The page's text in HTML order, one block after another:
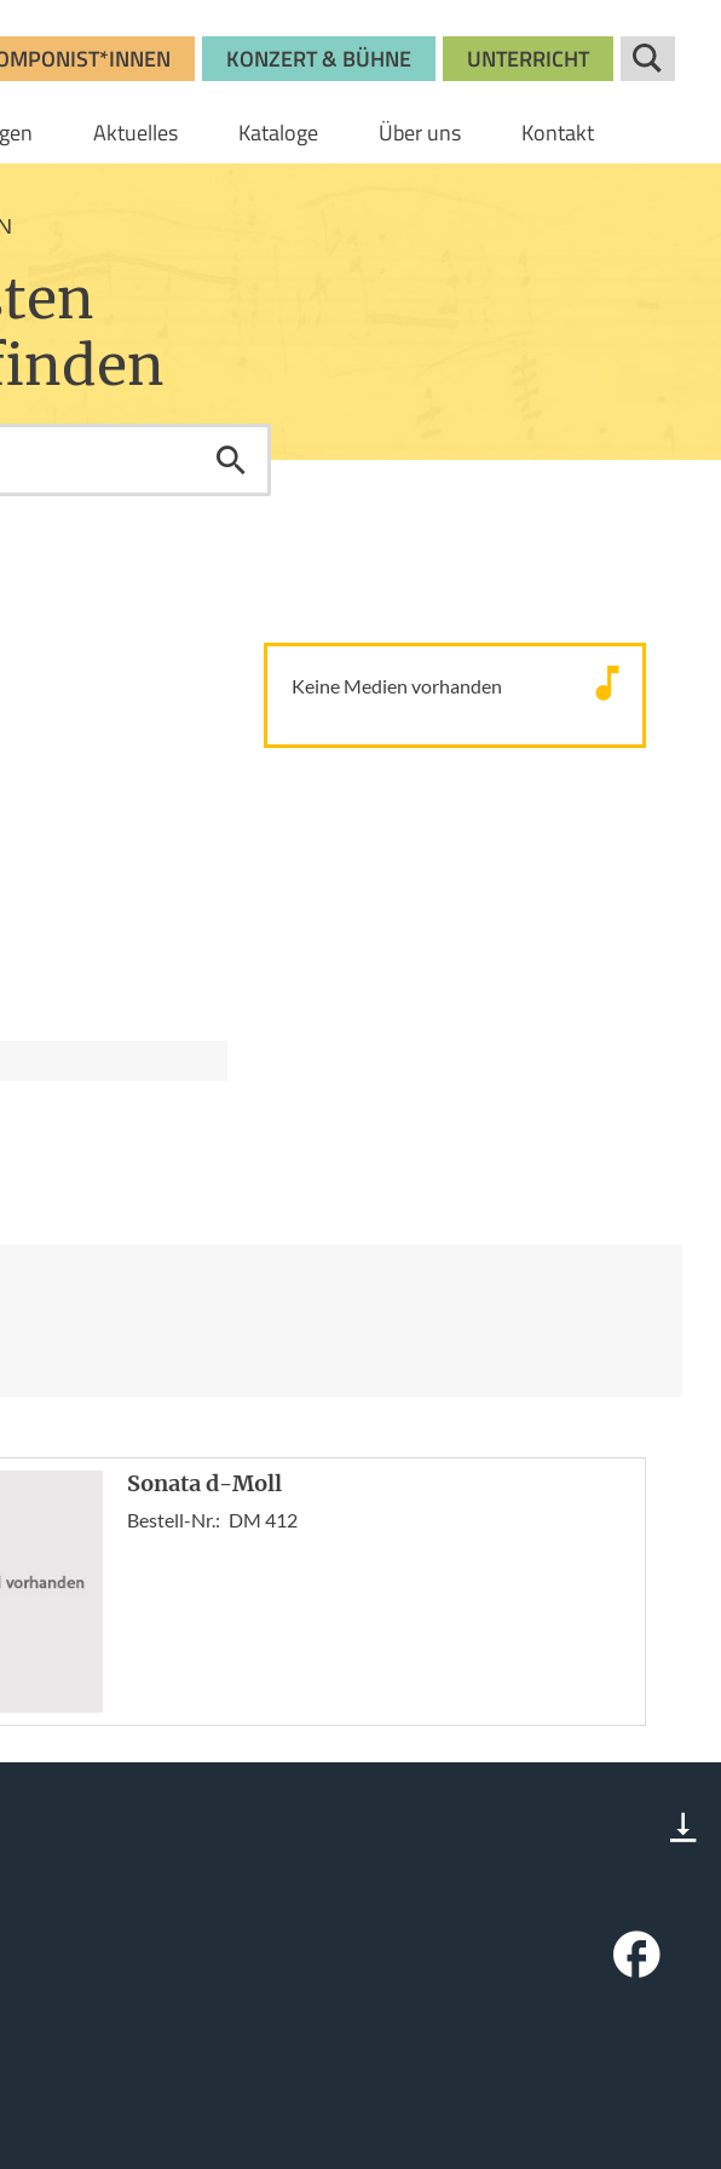
KONZERT & BÜHNE UNTERRICHT
Aktuelles Kataloge Über uns Kontakt
Keine Medien vorhanden
Sonata d-Moll
Bestell-Nr.: DM 412